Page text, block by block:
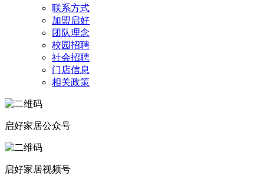
联系方式
加盟启好
团队理念
校园招聘
社会招聘
门店信息
相关政策
启好家居公众号
启好家居视频号